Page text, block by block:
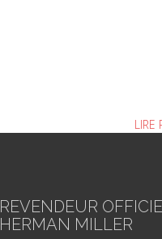
LIRE
REVENDEUR
HERMAN MILLER